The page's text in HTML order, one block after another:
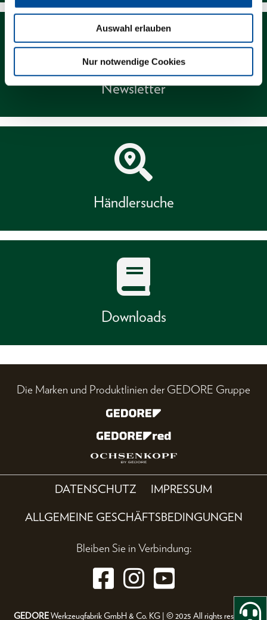
Auswahl erlauben
Nur notwendige Cookies
Newsletter
Händlersuche
Downloads
Die Marken und Produktlinien der GEDORE Gruppe
DATENSCHUTZ IMPRESSUM
ALLGEMEINE GESCHÄFTSBEDINGUNGEN
Bleiben Sie in Verbindung:
GEDOREWerkzeugfabrik GmbH & Co. KG | © 2025 All rights reserved.